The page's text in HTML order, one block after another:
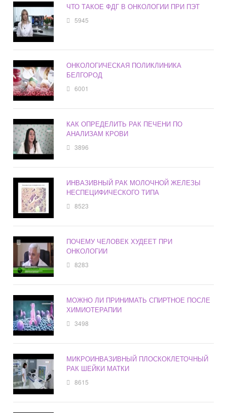
ЧТО ТАКОЕ ФДГ В ОНКОЛОГИИ ПРИ ПЭТ
5945
ОНКОЛОГИЧЕСКАЯ ПОЛИКЛИНИКА
БЕЛГОРОД
6001
КАК ОПРЕДЕЛИТЬ РАК ПЕЧЕНИ ПО
АНАЛИЗАМ КРОВИ
3896
ИНВАЗИВНЫЙ РАК МОЛОЧНОЙ ЖЕЛЕЗЫ
НЕСПЕЦИФИЧЕСКОГО ТИПА
8523
ПОЧЕМУ ЧЕЛОВЕК ХУДЕЕТ ПРИ
ОНКОЛОГИИ
8283
МОЖНО ЛИ ПРИНИМАТЬ СПИРТНОЕ ПОСЛЕ
ХИМИОТЕРАПИИ
3498
МИКРОИНВАЗИВНЫЙ ПЛОСКОКЛЕТОЧНЫЙ
РАК ШЕЙКИ МАТКИ
8615